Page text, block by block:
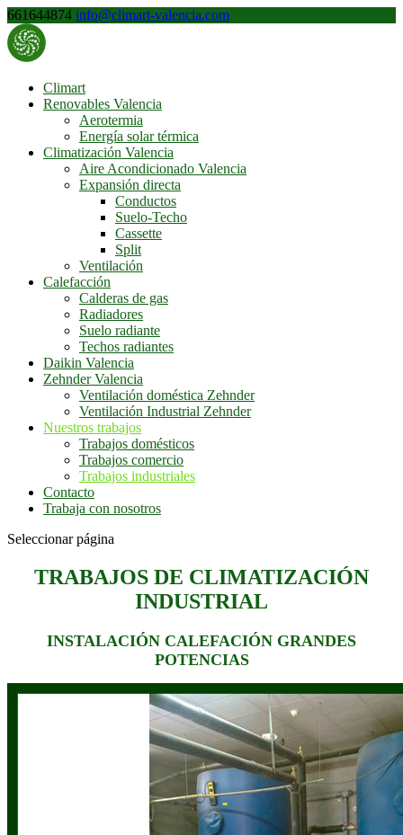
661644874 info@climart-valencia.com
Climart
Renovables Valencia
Aerotermia
Energía solar térmica
Climatización Valencia
Aire Acondicionado Valencia
Expansión directa
Conductos
Suelo-Techo
Cassette
Split
Ventilación
Calefacción
Calderas de gas
Radiadores
Suelo radiante
Techos radiantes
Daikin Valencia
Zehnder Valencia
Ventilación doméstica Zehnder
Ventilación Industrial Zehnder
Nuestros trabajos
Trabajos domésticos
Trabajos comercio
Trabajos industriales
Contacto
Trabaja con nosotros
Seleccionar página
TRABAJOS DE CLIMATIZACIÓN
INDUSTRIAL
INSTALACIÓN CALEFACIÓN GRANDES
POTENCIAS